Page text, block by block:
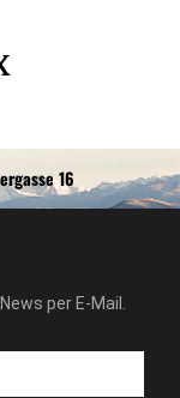
16
per E-Mail.